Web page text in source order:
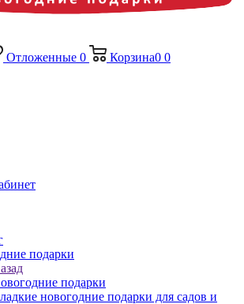
Отложенные 0 Корзина0 0
подарки
подарки
новогодние подарки для садов и